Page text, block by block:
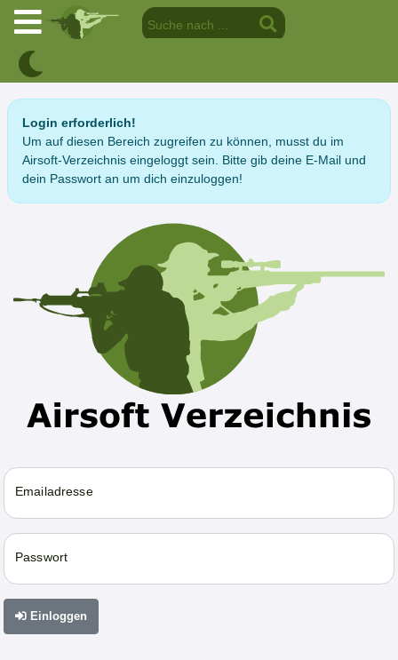
Login erforderlich!
Um auf diesen Bereich zugreifen zu können, musst du im
Airsoft-Verzeichnis eingeloggt sein. Bitte gib deine E-Mail und
dein Passwort an um dich einzuloggen!
Emailadresse
Passwort
Einloggen